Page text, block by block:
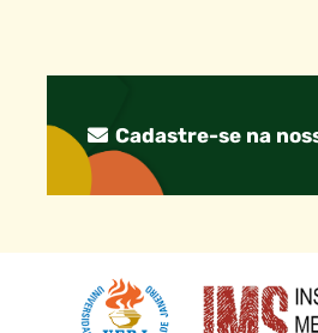
Cadastre-se na